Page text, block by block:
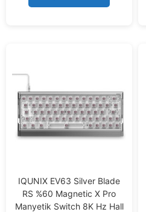
IQUNIX EV63 Silver Blade
RS %60 Magnetic X Pro
Manyetik Switch 8K Hz Hall